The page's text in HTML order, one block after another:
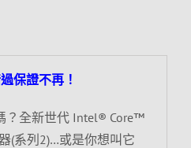
保證不再！
？全新世代 Intel® Core™
(系列2)…或是你想叫它